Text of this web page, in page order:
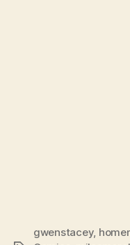
gwenstacey,